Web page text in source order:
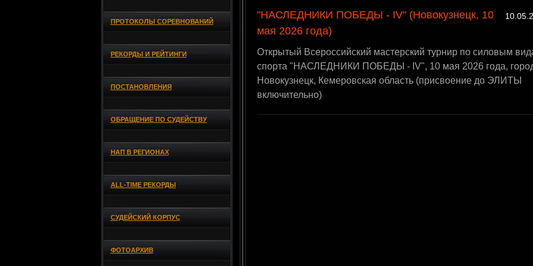
ПРОТОКОЛЫ СОРЕВНОВАНИЙ
РЕКОРДЫ И РЕЙТИНГИ
ПОСТАНОВЛЕНИЯ
ОБРАЩЕНИЕ ПО СУДЕЙСТВУ
НАП В РЕГИОНАХ
ALL-TIME РЕКОРДЫ
СУДЕЙСКИЙ КОРПУС
ФОТОАРХИВ
"НАСЛЕДНИКИ ПОБЕДЫ - IV" (Новокузнецк, 10
мая 2026 года)
Открытый Всероссийский мастерский турнир по силовым
спорта "НАСЛЕДНИКИ ПОБЕДЫ - IV", 10 мая 2026 года,
Новокузнецк, Кемеровская область (присвоение до ЭЛИТЫ
включительно)